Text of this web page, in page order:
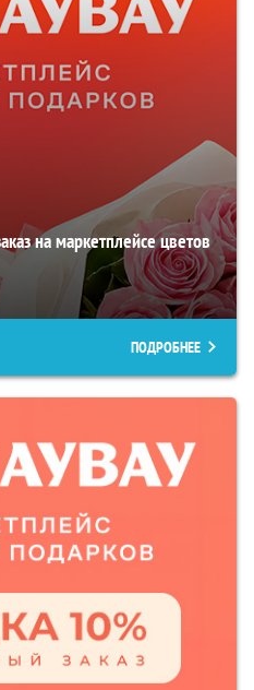
на маркетплейсе цветов
ПОДРОБНЕЕ